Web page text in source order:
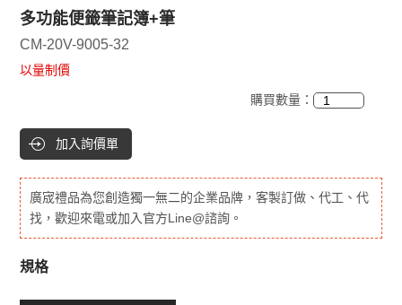
多功能便籤筆記簿+筆
CM-20V-9005-32
以量制價
購買數量：
加入詢價單
廣宬禮品為您創造獨一無二的企業品牌，客製訂做、代工、代
找，歡迎來電或加入官方Line@諮詢。
規格